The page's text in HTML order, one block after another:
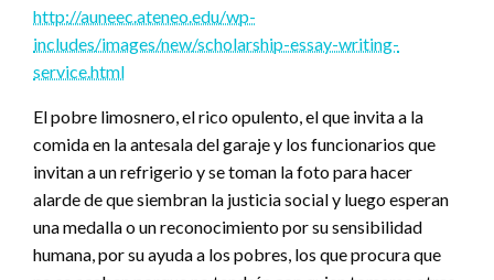
http://auneec.ateneo.edu/wp-
includes/images/new/scholarship-essay-writing-
service.html
El pobre limosnero, el rico opulento, el que invita a la
comida en la antesala del garaje y los funcionarios que
invitan a un refrigerio y se toman la foto para hacer
alarde de que siembran la justicia social y luego esperan
una medalla o un reconocimiento por su sensibilidad
humana, por su ayuda a los pobres, los que procura que